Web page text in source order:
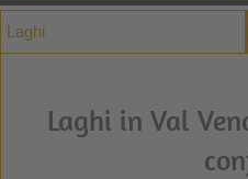
Laghi
Laghi in Val